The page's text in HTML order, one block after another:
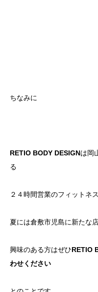
ちなみに
RETIO BODY DESIGNは岡
る
２４時間営業のフィットネ
夏には倉敷市児島に新たな
興味のある方はぜひRETIO
わせください